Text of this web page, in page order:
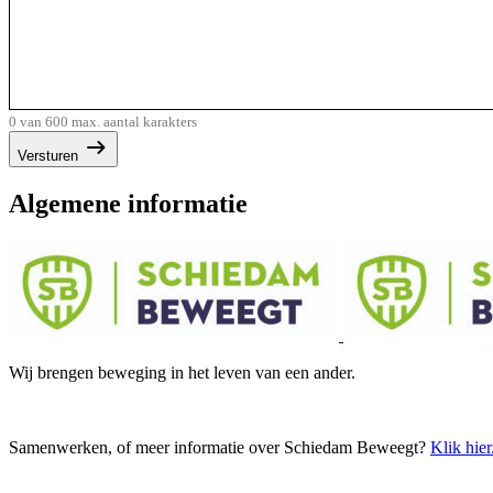
0 van 600 max. aantal karakters
Versturen
Algemene informatie
Wij brengen beweging in het leven van een ander.
Samenwerken, of meer informatie over Schiedam Beweegt? Klik hier